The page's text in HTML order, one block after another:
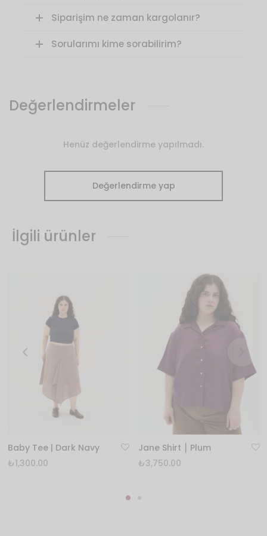
Siparişim ne zaman kargolanır?
Sorularımı kime sorabilirim?
Değerlendirmeler
Henüz değerlendirme yapılmadı.
Değerlendirme yap
İlgili ürünler
Baby Tee | Dark Navy
₺1,300.00
Jane Shirt ⎮ Plum
₺3,750.00